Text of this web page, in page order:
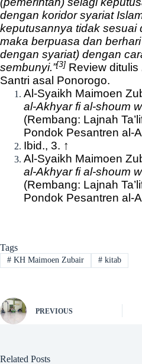
dengan koridor syariat
keputusannya tidak sesuai
maka berpuasa dan
dengan syariat) dengan
sembunyi.”[3] Review ditulis
Santri asal Ponorogo.
Al-Syaikh Maimoen
al-Akhyar fi al-shoum
(Rembang: Lajnah
Pondok Pesantren al-
Ibid., 3. ↑
Al-Syaikh Maimoen
al-Akhyar fi al-shoum
(Rembang: Lajnah
Pondok Pesantren al-
Tags
#KH Maimoen Zubair #kitab
PREVIOUS
Related Posts